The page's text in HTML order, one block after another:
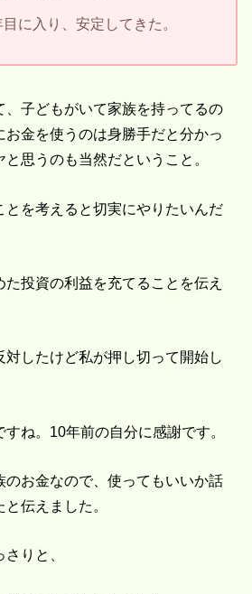
に入り、安定してきた。
、子どもがいて家族を持ってるの
お金を使うのは身勝手だと分かっ
思うのも当然だということ。
とを考えると切実にやりたいんだ
投資の利益を充てることを伝え
対したけど私が押し切って開始し
ね。10年前の自分に感謝です。
のお金なので、使ってもいいか話
伝えました。
りと、